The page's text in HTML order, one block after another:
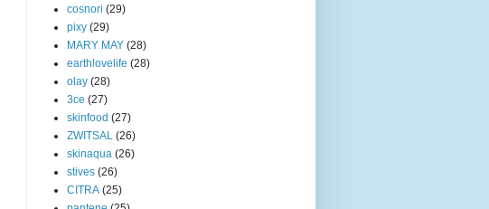
cosnori (29)
pixy (29)
MARY MAY (28)
earthlovelife (28)
olay (28)
3ce (27)
skinfood (27)
ZWITSAL (26)
skinaqua (26)
stives (26)
CITRA (25)